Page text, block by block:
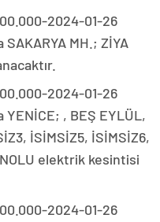
2024-01-26
MH.; ZİYA
2024-01-26
, BEŞ EYLÜL,
İSİMSİZ5, İSİMSİZ6,
NOLU elektrik kesintisi
2024-01-26